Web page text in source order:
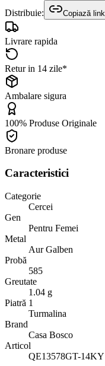
Distribuie:
Copiază link
Livrare rapida
Retur in 14 zile*
Ambalare sigura
100% Produse Originale
Bronare produse
Caracteristici
Categorie
Cercei
Gen
Pentru Femei
Metal
Aur Galben
Probă
585
Greutate
1.04 g
Piatră 1
Turmalina
Brand
Casa Bosco
Articol
QE13578GT-14KY